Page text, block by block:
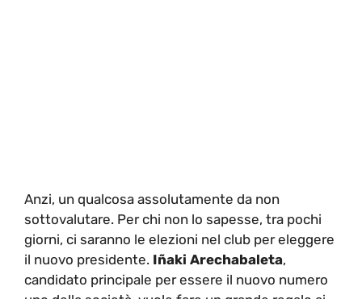
Anzi, un qualcosa assolutamente da non
sottovalutare. Per chi non lo sapesse, tra pochi
giorni, ci saranno le elezioni nel club per eleggere
il nuovo presidente. Iñaki Arechabaleta,
candidato principale per essere il nuovo numero